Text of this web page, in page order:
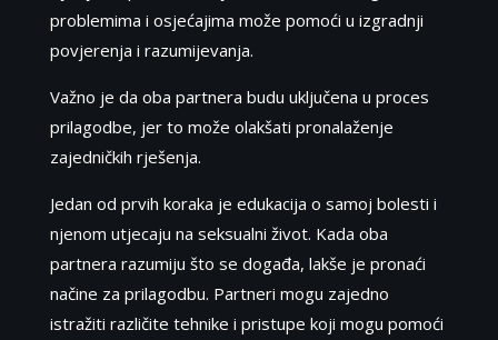
problemima i osjećajima može pomoći u izgradnji
povjerenja i razumijevanja.
Važno je da oba partnera budu uključena u proces
prilagodbe, jer to može olakšati pronalaženje
zajedničkih rješenja.
Jedan od prvih koraka je edukacija o samoj bolesti i
njenom utjecaju na seksualni život. Kada oba
partnera razumiju što se događa, lakše je pronaći
načine za prilagodbu. Partneri mogu zajedno
istražiti različite tehnike i pristupe koji mogu pomoći